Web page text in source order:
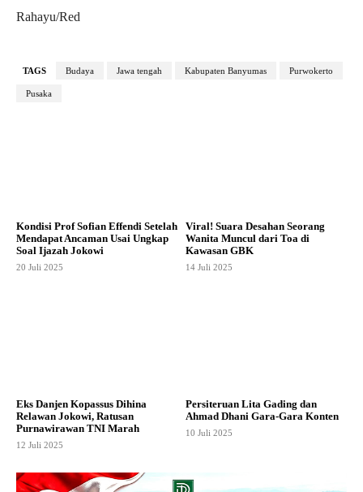
Rahayu/Red
TAGS Budaya Jawa tengah Kabupaten Banyumas Purwokerto
Pusaka
Kondisi Prof Sofian Effendi Setelah
Mendapat Ancaman Usai Ungkap
Soal Ijazah Jokowi
20 Juli 2025
Viral! Suara Desahan Seorang
Wanita Muncul dari Toa di
Kawasan GBK
14 Juli 2025
Eks Danjen Kopassus Dihina
Relawan Jokowi, Ratusan
Purnawirawan TNI Marah
12 Juli 2025
Persiteruan Lita Gading dan
Ahmad Dhani Gara-Gara Konten
10 Juli 2025